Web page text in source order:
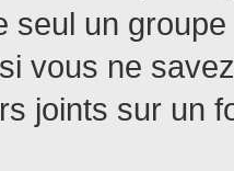
seul un
vous ne
joints sur un